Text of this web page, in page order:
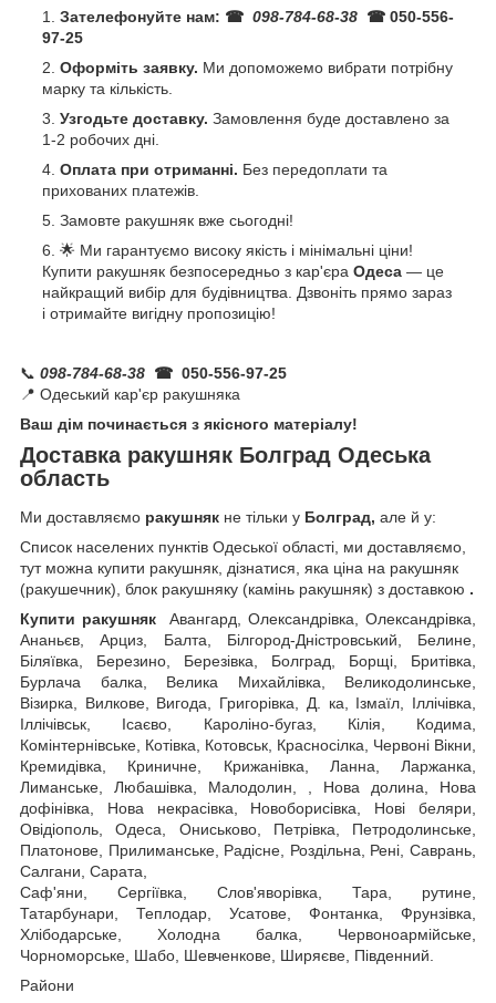
Зателефонуйте нам: ☎ 098-784-68-38 ☎ 050-556-
97-25
Оформіть заявку. Ми допоможемо вибрати потрібну
марку та кількість.
Узгодьте доставку. Замовлення буде доставлено за
1-2 робочих дні.
Оплата при отриманні. Без передоплати та
прихованих платежів.
Замовте ракушняк вже сьогодні!
🌟 Ми гарантуємо високу якість і мінімальні ціни!
Купити ракушняк безпосередньо з кар'єра Одеса — це
найкращий вибір для будівництва. Дзвоніть прямо зараз
і отримайте вигідну пропозицію!
📞 098-784-68-38 ☎ 050-556-97-25
📍 Одеський кар'єр ракушняка
Ваш дім починається з якісного матеріалу!
Доставка ракушняк Болград Одеська
область
Ми доставляємо ракушняк не тільки у Болград, але й у:
Список населених пунктів Одеської області, ми доставляємо,
тут можна купити ракушняк, дізнатися, яка ціна на ракушняк
(ракушечник), блок ракушняку (камінь ракушняк) з доставкою .
Купити ракушняк
Авангард, Олександрівка, Олександрівка,
Ананьєв, Арциз, Балта, Білгород-Дністровський, Белине,
Біляївка, Березино, Березівка, Болград, Борщі, Бритівка,
Бурлача балка, Велика Михайлівка, Великодолинське,
Візирка, Вилкове, Вигода, Григорівка, Д. ка, Ізмаїл, Іллічівка,
Іллічівськ, Ісаєво, Кароліно-бугаз, Кілія, Кодима,
Комінтернівське, Котівка, Котовськ, Красносілка, Червоні Вікни,
Кремидівка, Криничне, Крижанівка, Ланна, Ларжанка,
Лиманське, Любашівка, Малодолин, , Нова долина, Нова
дофінівка, Нова некрасівка, Новоборисівка, Нові беляри,
Овідіополь, Одеса, Ониськово, Петрівка, Петродолинське,
Платонове, Прилиманське, Радісне, Роздільна, Рені, Саврань,
Салгани, Сарата,
Саф'яни, Сергіївка, Слов'яворівка, Тара, рутине,
Татарбунари, Теплодар, Усатове, Фонтанка, Фрунзівка,
Хлібодарське, Холодна балка, Червоноармійське,
Чорноморське, Шабо, Шевченкове, Ширяєве, Південний.
Райони